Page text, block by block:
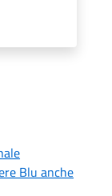
Blu anche